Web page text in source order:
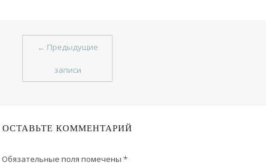
← Предыдущие
записи
ОСТАВЬТЕ КОММЕНТАРИЙ
Обязательные поля помечены *